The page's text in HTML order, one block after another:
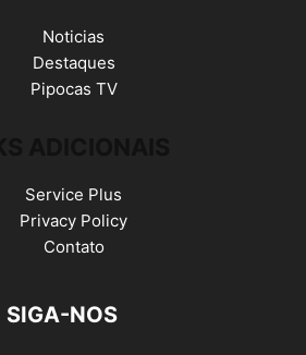
Noticias
Destaques
Pipocas TV
Service Plus
Privacy Policy
Contato
SIGA-NOS